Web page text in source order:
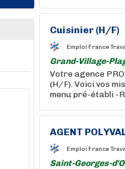
Cuisinier (H/F)
Emploi France
Grand-Village-
Votre agence
(H/F). Voici vos
menu pré-établi -
AGENT
Emploi France
Saint-Georges-